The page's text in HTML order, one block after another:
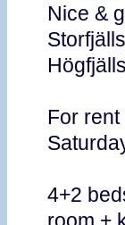
Nice &
For
4+2
room +